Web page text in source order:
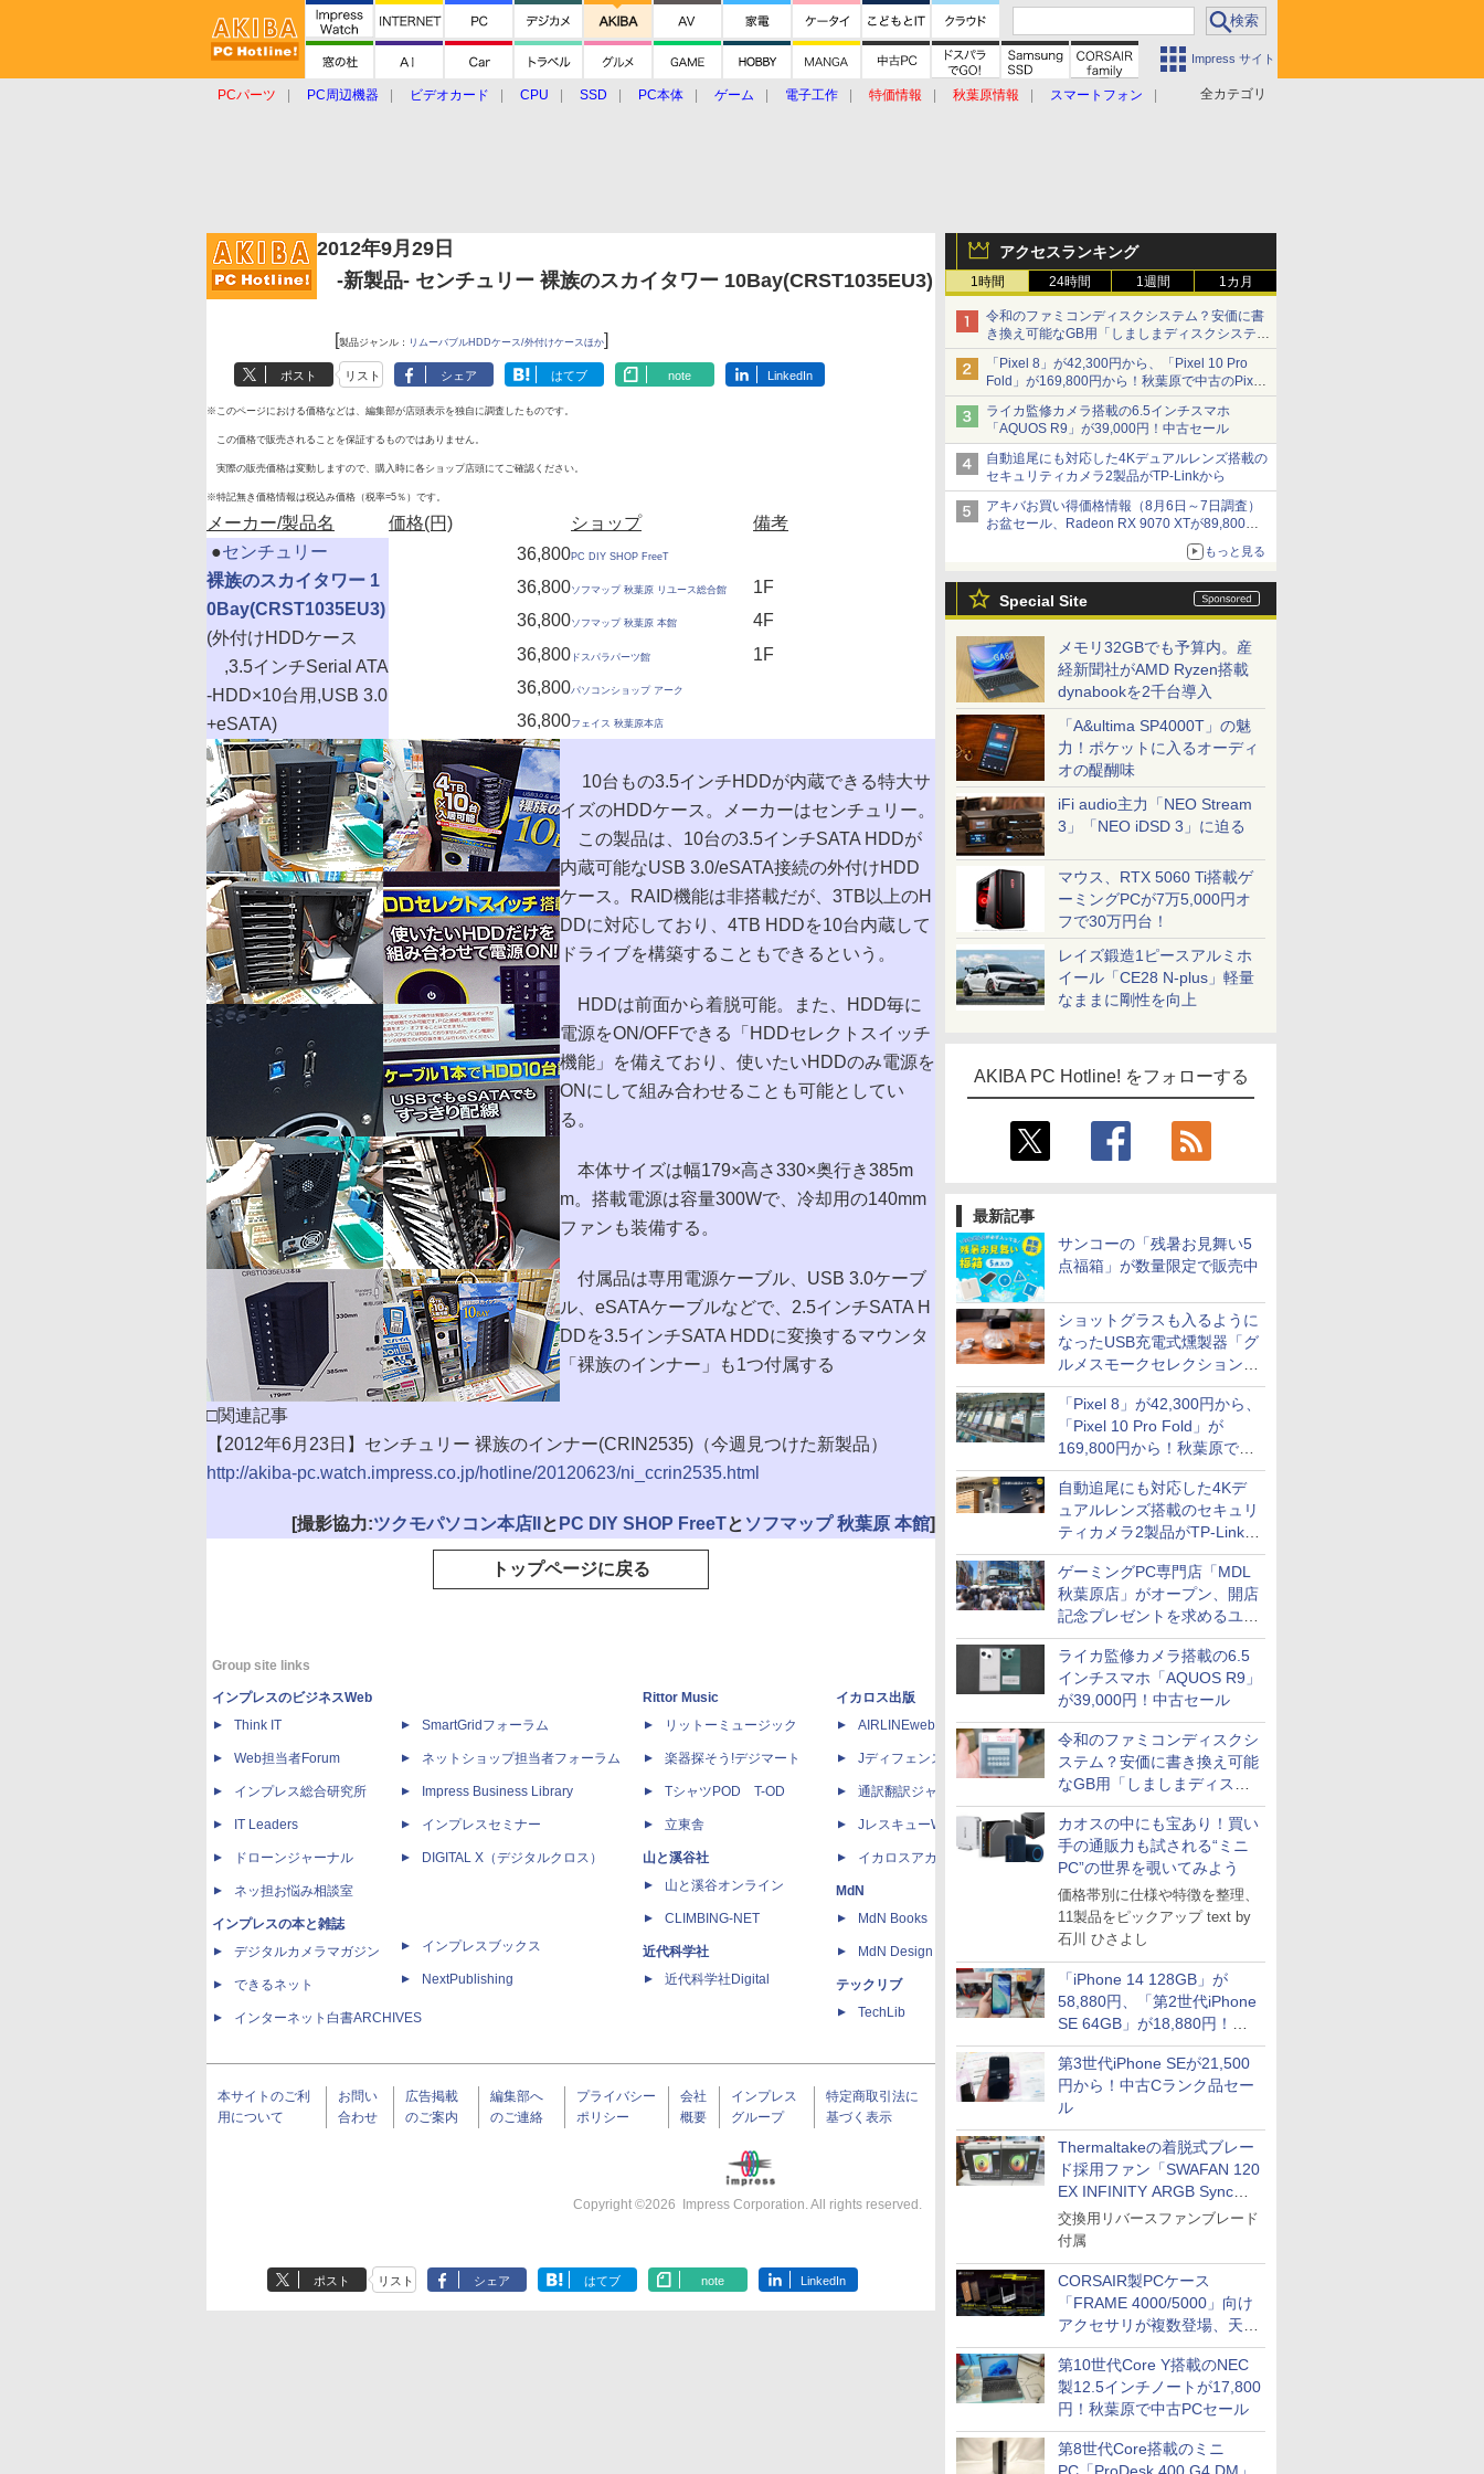
Impress サイト
全カテゴリ
PCパーツ PC周辺機器 ビデオカード CPU SSD PC本体 ゲーム 電子工作 特価情報 秋葉原情報
スマートフォン
アクセスランキング
1時間 24時間 1週間 1カ月
令和のファミコンディスクシステム？安価に書
き換え可能なGB用「しましまディスクシステ
ム」
「Pixel 8」が42,300円から、「Pixel 10 Pro
Fold」が169,800円から！秋葉原で中古のPixel
シリーズがお買い得
ライカ監修カメラ搭載の6.5インチスマホ
「AQUOS R9」が39,000円！中古セール
自動追尾にも対応した4Kデュアルレンズ搭載の
セキュリティカメラ2製品がTP-Linkから
アキバお買い得価格情報（8月6日～7日調査）
お盆セール、Radeon RX 9070 XTが89,800
円、水平周波数24.8kHz対応の17型モニターが
9,801円、暑さ指数連動セール ほか
もっと見る
Special Site
メモリ32GBでも予算内。産
経新聞社がAMD Ryzen搭載
dynabookを2千台導入
「A&ultima SP4000T」の魅
力！ポケットに入るオーディ
オの醍醐味
iFi audio主力「NEO Stream
3」「NEO iDSD 3」に迫る
マウス、RTX 5060 Ti搭載ゲ
ーミングPCが7万5,000円オ
フで30万円台！
レイズ鍛造1ピースアルミホ
イール「CE28 N-plus」軽量
なままに剛性を向上
AKIBA PC Hotline! をフォローする
最新記事
サンコーの「残暑お見舞い5
点福箱」が数量限定で販売中
ショットグラスも入るように
なったUSB充電式燻製器「グ
ルメスモークセレクション
2」がサンコーから
「Pixel 8」が42,300円から、
「Pixel 10 Pro Fold」が
169,800円から！秋葉原で中
古のPixelシリーズがお買い得
自動追尾にも対応した4Kデ
ュアルレンズ搭載のセキュリ
ティカメラ2製品がTP-Linkか
ら
ゲーミングPC専門店「MDL
秋葉原店」がオープン、開店
記念プレゼントを求めるユー
ザーが押し寄せ長蛇の列に
ライカ監修カメラ搭載の6.5
インチスマホ「AQUOS R9」
が39,000円！中古セール
令和のファミコンディスクシ
ステム？安価に書き換え可能
なGB用「しましまディスク
システム」
カオスの中にも宝あり！買い
手の通販力も試される“ミニ
PC”の世界を覗いてみよう
価格帯別に仕様や特徴を整理、
11製品をピックアップ text by
石川 ひさよし
「iPhone 14 128GB」が
58,880円、「第2世代iPhone
SE 64GB」が18,880円！中
古Bランク品セール
第3世代iPhone SEが21,500
円から！中古Cランク品セー
ル
Thermaltakeの着脱式ブレー
ド採用ファン「SWAFAN 120
EX INFINITY ARGB Sync」
に単品パッケージ
交換用リバースファンブレード
付属
CORSAIR製PCケース
「FRAME 4000/5000」向け
アクセサリが複数登場、天然
木製パネルや背面コネクタ対
応トレイなど
第10世代Core Y搭載のNEC
製12.5インチノートが17,800
円！秋葉原で中古PCセール
第8世代Core搭載のミニ
2012年9月29日
-新製品- センチュリー 裸族のスカイタワー 10Bay(CRST1035EU3)
[製品ジャンル： リムーバブルHDDケース/外付けケースほか]
ポスト リスト シェア はてブ note LinkedIn
※このページにおける価格などは、編集部が店頭表示を独自に調査したものです。
この価格で販売されることを保証するものではありません。
実際の販売価格は変動しますので、購入時に各ショップ店頭にてご確認ください。
※特記無き価格情報は税込み価格（税率=5％）です。
メーカー/製品名 価格(円) ショップ
備考
●センチュリー
裸族のスカイタワー 1
0Bay(CRST1035EU3)
(外付けHDDケース
,3.5インチSerial ATA
-HDD×10台用,USB 3.0
+eSATA)
36,800PC DIY SHOP FreeT
36,800ソフマップ 秋葉原 リユース総合館
1F
36,800ソフマップ 秋葉原 本館
4F
36,800 ドスパラパーツ館
1F
36,800パソコンショップ アーク
36,800フェイス 秋葉原本店
10台もの3.5インチHDDが内蔵できる特大サ
イズのHDDケース。メーカーはセンチュリー。
この製品は、10台の3.5インチSATA HDDが
内蔵可能なUSB 3.0/eSATA接続の外付けHDD
ケース。RAID機能は非搭載だが、3TB以上のH
DDに対応しており、4TB HDDを10台内蔵して
ドライブを構築することもできるという。
HDDは前面から着脱可能。また、HDD毎に
電源をON/OFFできる「HDDセレクトスイッチ
機能」を備えており、使いたいHDDのみ電源を
ONにして組み合わせることも可能としてい
る。
本体サイズは幅179×高さ330×奥行き385m
m。搭載電源は容量300Wで、冷却用の140mm
ファンも装備する。
付属品は専用電源ケーブル、USB 3.0ケーブ
ル、eSATAケーブルなどで、2.5インチSATA H
DDを3.5インチSATA HDDに変換するマウンタ
「裸族のインナー」も1つ付属する
□関連記事
【2012年6月23日】センチュリー 裸族のインナー(CRIN2535)（今週見つけた新製品）
http://akiba-pc.watch.impress.co.jp/hotline/20120623/ni_ccrin2535.html
[撮影協力:ツクモパソコン本店II と PC DIY SHOP FreeTと ソフマップ 秋葉原 本館]
トップページに戻る
Group site links
インプレスのビジネスWeb
Think IT
Web担当者Forum
インプレス総合研究所
IT Leaders
ドローンジャーナル
ネッ担お悩み相談室
インプレスの本と雑誌
デジタルカメラマガジン
できるネット
インターネット白書ARCHIVES
SmartGridフォーラム
ネットショップ担当者フォーラム
Impress Business Library
インプレスセミナー
DIGITAL X（デジタルクロス）
インプレスブックス
NextPublishing
Rittor Music
リットーミュージック
楽器探そう!デジマート
TシャツPOD T-OD
立東舎
山と溪谷社
山と溪谷オンライン
CLIMBING-NET
近代科学社
近代科学社Digital
イカロス出版
AIRLINEweb
Jディフェンスニュース
通訳翻訳ジャーナル
JレスキューWeb
イカロスアカデミー
MdN
MdN Books
MdN Design Interactive
テックリブ
TechLib
ICE
天海社
Comic curea
impress QuickBooks
PUBFUN
パブファンセルフ
IPGネットワーク
TシャツPOD pTa.shop
カスタム写真集POD fabli
Impress Group Publication Informa
tion
本サイトのご利
用について
お問い
合わせ
広告掲載
のご案内
編集部へ
のご連絡
プライバシー
ポリシー
会社
概要
インプレス
グループ
特定商取引法に
基づく表示
Copyright ©2026 Impress Corporation. All rights reserved.
ポスト リスト シェア はてブ note LinkedIn